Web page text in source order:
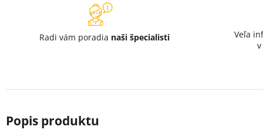
Radi vám poradia naši špecialisti
Veľa
v